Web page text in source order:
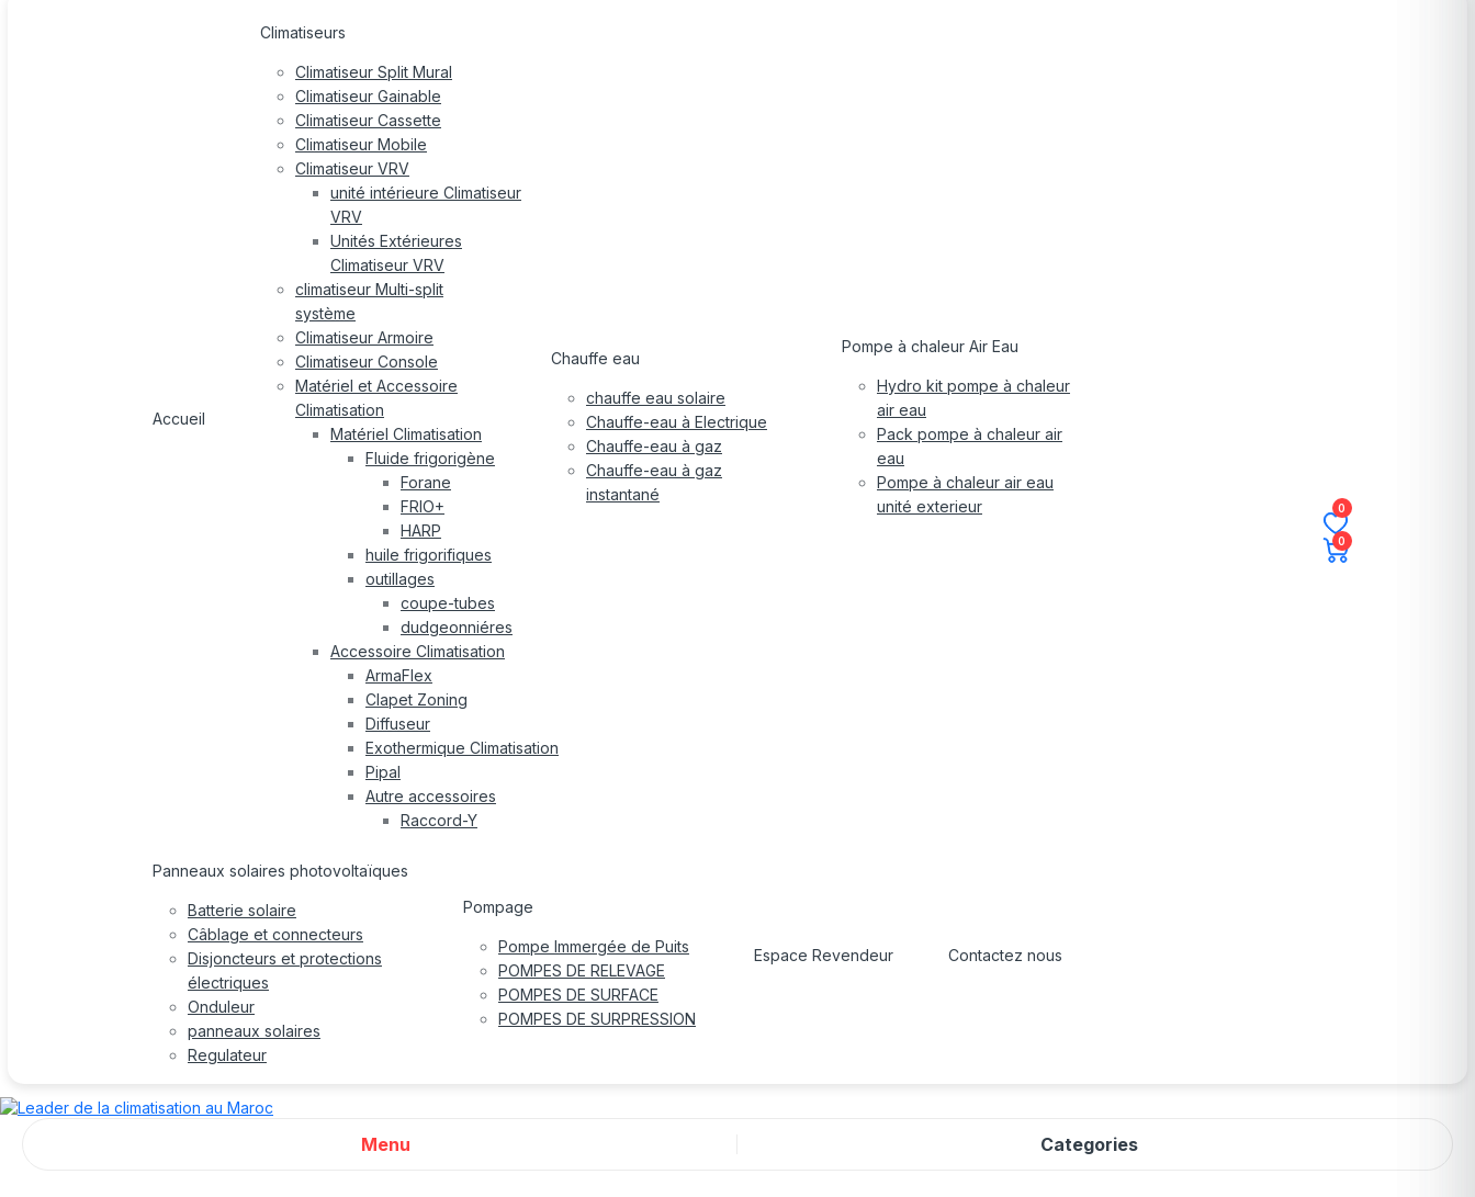
Accueil
Climatiseurs
Climatiseur Split Mural
Climatiseur Gainable
Climatiseur Cassette
Climatiseur Mobile
Climatiseur VRV
unité intérieure Climatiseur
VRV
Unités Extérieures
Climatiseur VRV
climatiseur Multi-split
système
Climatiseur Armoire
Climatiseur Console
Matériel et Accessoire
Climatisation
Matériel Climatisation
Fluide frigorigène
Forane
FRIO+
HARP
huile frigorifiques
outillages
coupe-tubes
dudgeonniéres
Accessoire Climatisation
ArmaFlex
Clapet Zoning
Diffuseur
Exothermique Climatisation
Pipal
Autre accessoires
Raccord-Y
Chauffe eau
chauffe eau solaire
Chauffe-eau à Electrique
Chauffe-eau à gaz
Chauffe-eau à gaz
instantané
Pompe à chaleur Air Eau
Hydro kit pompe à chaleur
air eau
Pack pompe à chaleur air
eau
Pompe à chaleur air eau
unité exterieur
Panneaux solaires photovoltaïques
Batterie solaire
Câblage et connecteurs
Disjoncteurs et protections
électriques
Onduleur
panneaux solaires
Regulateur
Pompage
Pompe Immergée de Puits
POMPES DE RELEVAGE
POMPES DE SURFACE
POMPES DE SURPRESSION
Espace Revendeur Contactez nous
0
0
Menu Categories